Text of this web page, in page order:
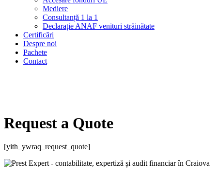
Mediere
Consultanță 1 la 1
Declarație ANAF venituri străinătate
Certificări
Despre noi
Pachete
Contact
Request a Quote
[yith_ywraq_request_quote]